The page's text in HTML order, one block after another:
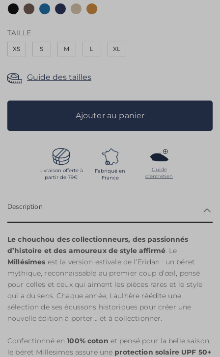
TAILLE
XS S M L XL
Guide des tailles
Ajouter au panier
Livraison offerte à
partir de 79€
Fabriqué en
France
Guide
d'entretien
images
gallery
Description
Le chouchou des collectionneurs, des passionnés
d’histoire et des amoureux de style affirmé. Le
Millésimes est la version estivale de l’Eridan : un béret
mythique, reconnaissable au premier coup d’œil, pensé
pour celles et ceux qui aiment les pièces rares et le style
qui a du sens. Chaque année, Laulhère réédite une
sélection de ses écussons historiques pour créer une
nouvelle édition à porter… et à collectionner.
Confectionné en100% coton et pensé pour la belle saison,
le béret Millesimes assure une protection solaire UPF 50+